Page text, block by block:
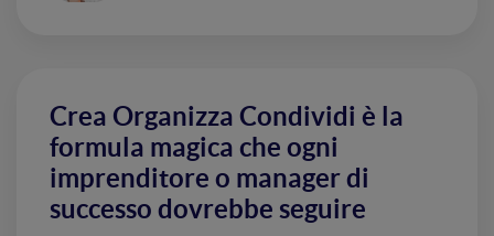
Crea Organizza Condividi è la
formula magica che ogni
imprenditore o manager di
successo dovrebbe seguire